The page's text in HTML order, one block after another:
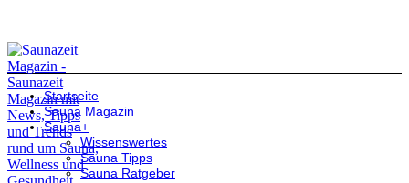
Startseite
Sauna Magazin
Sauna+
Wissenswertes
Sauna Tipps
Sauna Ratgeber